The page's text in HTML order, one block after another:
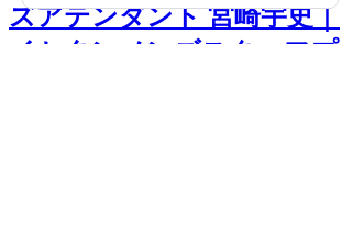
ズアテンダント 宮崎宇史｜
イセタンメンズスタッフプ